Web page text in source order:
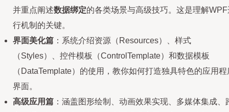
并重点阐述数据绑定的各类场景与高级技巧。这是理解WPF
行机制的关键。
界面美化篇 ：系统介绍资源（Resources）、样式
（Styles）、控件模板（ControlTemplate）和数据模板
（DataTemplate）的使用，教你如何打造独具特色的应用程
界面。
高级应用篇 ：涵盖图形绘制、动画效果实现、多媒体集成、